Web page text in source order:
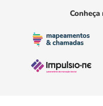
Conheça